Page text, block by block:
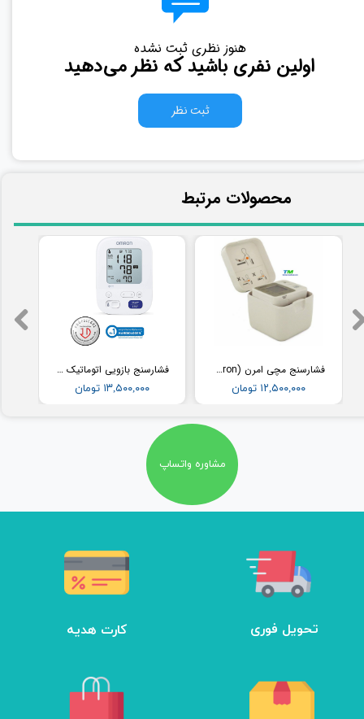
هنوز نظری ثبت نشده
اولین نفری باشید که نظر می‌دهید
ثبت نظر
فشارسنج بازویی اتوماتیک با کاف پهن امرن (OMRON) مدل M3
۱۳,۵۰۰,۰۰۰ تومان
فشارسنج مچی امرن (Omron) مدل RS2
۱۲,۵۰۰,۰۰۰ تومان
​محصولات مرتبط
مشاوره واتساپ
تحویل فوری کارت هدیه